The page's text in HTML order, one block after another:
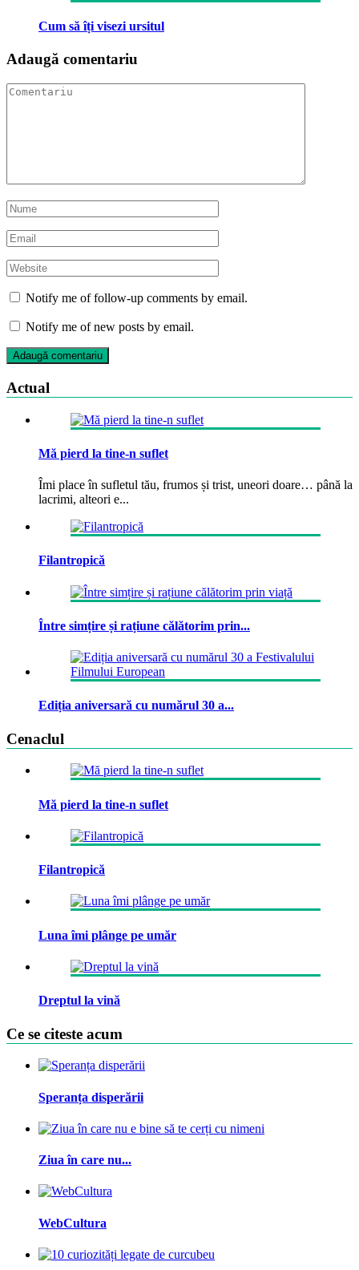
Cum să îți visezi ursitul
Adaugă comentariu
Notify me of follow-up comments by email.
Notify me of new posts by email.
Actual
Mă pierd la tine-n suflet
Îmi place în sufletul tău, frumos și trist, uneori doare… până la
lacrimi, alteori e...
Filantropică
Între simțire și rațiune călătorim prin...
Ediția aniversară cu numărul 30 a...
Cenaclul
Mă pierd la tine-n suflet
Filantropică
Luna îmi plânge pe umăr
Dreptul la vină
Ce se citeste acum
Speranța disperării
Ziua în care nu...
WebCultura